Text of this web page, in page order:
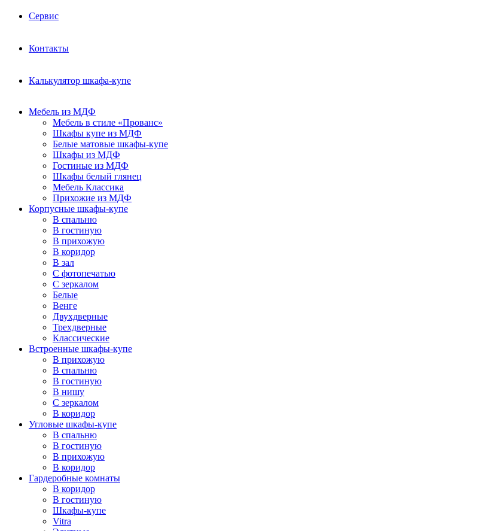
Сервис
Контакты
Калькулятор шкафа-купе
Мебель из МДФ
Мебель в стиле «Прованс»
Шкафы купе из МДФ
Белые матовые шкафы-купе
Шкафы из МДФ
Гостиные из МДФ
Шкафы белый глянец
Мебель Классика
Прихожие из МДФ
Корпусные шкафы-купе
В спальню
В гостиную
В прихожую
В коридор
В зал
С фотопечатью
С зеркалом
Белые
Венге
Двухдверные
Трехдверные
Классические
Встроенные шкафы-купе
В прихожую
В спальню
В гостиную
В нишу
С зеркалом
В коридор
Угловые шкафы-купе
В спальню
В гостиную
В прихожую
В коридор
Гардеробные комнаты
В коридор
В гостиную
Шкафы-купе
Vitra